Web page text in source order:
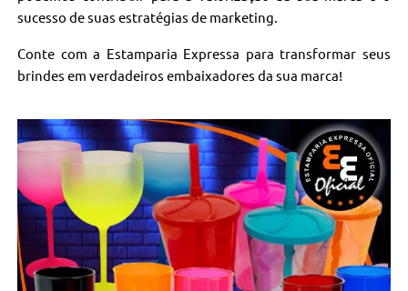
sucesso de suas estratégias de marketing.
Conte com a Estamparia Expressa para transformar seus
brindes em verdadeiros embaixadores da sua marca!